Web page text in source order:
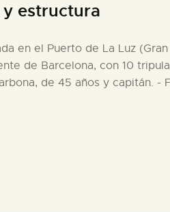
estructura
en el Puerto de La Luz
de Barcelona, con 10
de 45 años y capitán. -